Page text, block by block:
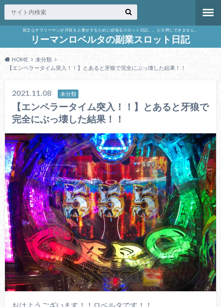
貧乏なサラリーマンが月収を上乗せするために頑張るスロット日記。。ビタ押しできません。
リーマンロベルタの副業スロット日記
HOME
未分類
【エンペラータイム突入！！】とあると牙狼で完全にぶっ壊した結果！！
2021.11.08 未分類
【エンペラータイム突入！！】とあると牙狼で
完全にぶっ壊した結果！！
おはようございます！！ロベルタです！！